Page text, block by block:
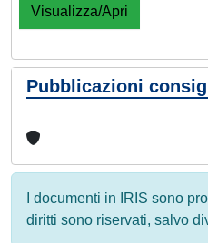
Visualizza/Apri
Pubblicazioni
I documenti in IRIS sono
diritti sono riservati, salvo